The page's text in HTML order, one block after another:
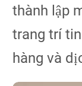
thành lập
trang trí
hàng và